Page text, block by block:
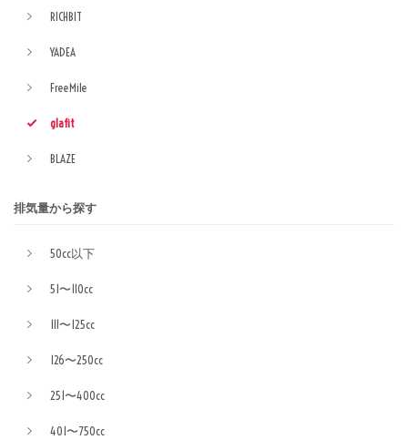
RICHBIT
YADEA
FreeMile
glafit
BLAZE
排気量から探す
50cc以下
51〜110cc
111〜125cc
126〜250cc
251〜400cc
401〜750cc